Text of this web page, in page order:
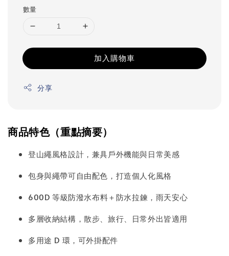
數量
加入購物車
分享
商品特色（重點摘要）
登山繩風格設計，兼具戶外機能與日常美感
包身與繩帶可自由配色，打造個人化風格
600D 等級防潑水布料＋防水拉鍊，雨天安心
多層收納結構，散步、旅行、日常外出皆適用
多用途 D 環，可外掛配件